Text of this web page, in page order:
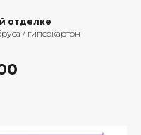
отделке
/ гипсокартон